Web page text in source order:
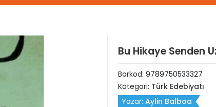
Bu Hikaye Senden
Barkod: 9789750533327
Kategori: Türk Edebiyatı
Yazar: Aylin Balboa